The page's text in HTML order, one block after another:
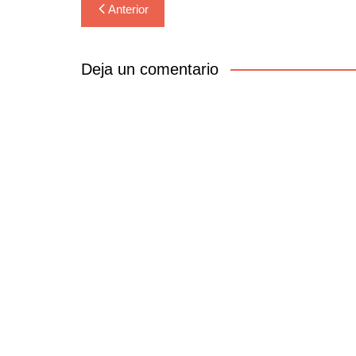
Navegación
de
entradas
Anterior
Deja un comentario